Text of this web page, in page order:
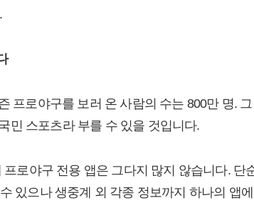
프로야구를 보러 온 사람의 수는 800만 명.
민 스포츠라 부를 수 있을 것입니다.
로야구 전용 앱은 그다지 많지 않습니다. 단
있으나 생중계 외 각종 정보까지 하나의 앱